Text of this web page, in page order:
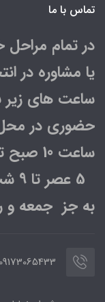
تماس با ما
در تمام مراحل
یا مشاوره در
ساعت های زیر
حضوری در
ساعت 10 صبح تا 2 عصر
به جز جمعه و